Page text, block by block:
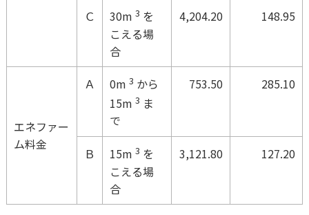
Ｃ 30m 3 を
こえる場
合
4,204.20 148.95
エネファー
ム料金
Ａ 0m 3 から
15m 3 ま
で
753.50 285.10
Ｂ 15m 3 を
こえる場
合
3,121.80 127.20